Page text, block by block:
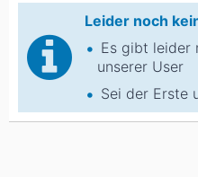
Leider noch
Es gibt leider
unserer User
Sei der Erste